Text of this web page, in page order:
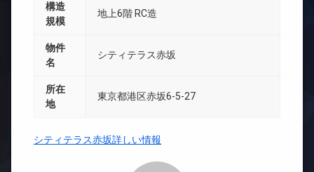
構造
規模
地上6階 RC造
物件
名
シティテラス赤坂
所在
地
東京都港区赤坂6-5-27
シティテラス赤坂詳しい情報